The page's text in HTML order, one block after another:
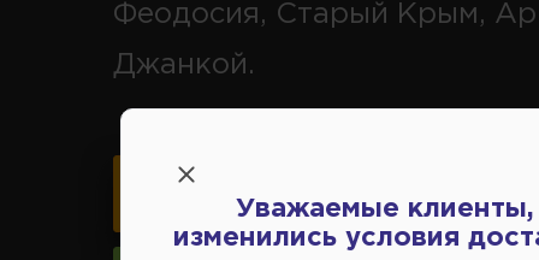
Феодосия, Старый Крым,
Джанкой.
Карта схема проезда
Уважаемые клиенты,
изменились условия